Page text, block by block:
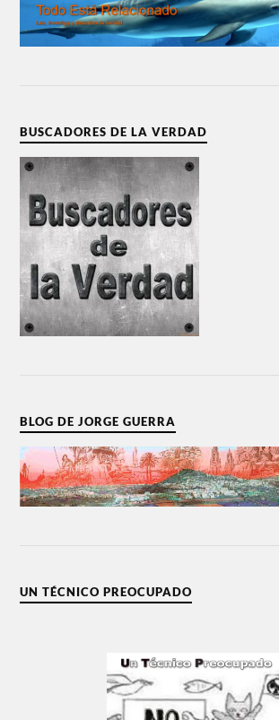
BUSCADORES DE LA VERDAD
BLOG DE JORGE GUERRA
UN TÉCNICO PREOCUPADO